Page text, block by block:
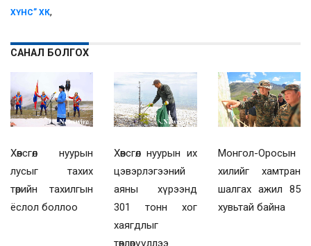
ХҮНС” ХК,
САНАЛ БОЛГОХ
Хөвсгөл нуурын
лусыг тахих
төрийн тахилгын
ёслол боллоо
Хөвсгөл нуурын их
цэвэрлэгээний
аяны хүрээнд
301 тонн хог
хаягдлыг
Монгол-Оросын
хилийг хамтран
шалгах ажил 85
хувьтай байна